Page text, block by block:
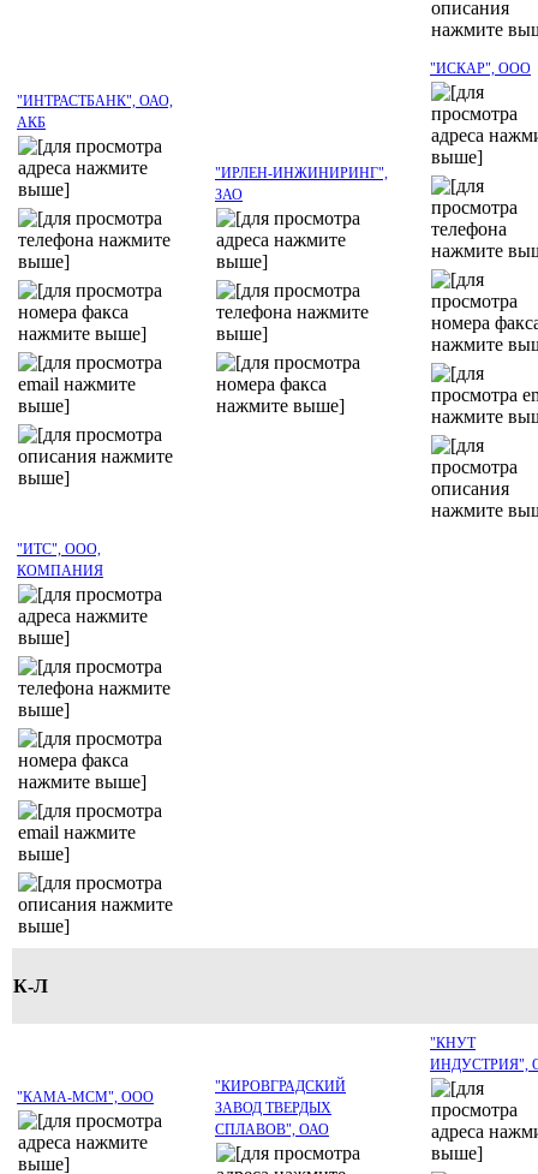
"ИНТРАСТБАНК", ОАО,
АКБ
"ИРЛЕН-ИНЖИНИРИНГ",
ЗАО
"ИСКАР", ООО
"ИТС", ООО,
КОМПАНИЯ
К-Л
"КАМА-МСМ", ООО
"КИРОВГРАДСКИЙ
ЗАВОД ТВЕРДЫХ
СПЛАВОВ", ОАО
"КНУТ
ИНДУСТРИЯ",